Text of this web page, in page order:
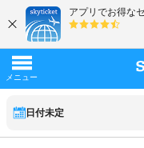
日付未定